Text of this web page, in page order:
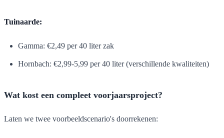
Tuinaarde:
Gamma: €2,49 per 40 liter zak
Hornbach: €2,99-5,99 per 40 liter (verschillende kwaliteiten)
Wat kost een compleet voorjaarsproject?
Laten we twee voorbeeldscenario's doorrekenen: